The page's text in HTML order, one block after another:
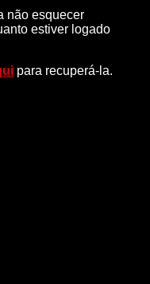
não esquecer
estiver logado
para recuperá-la.